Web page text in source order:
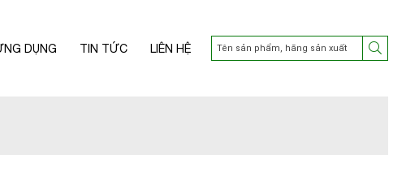
DỤNG TIN TỨC LIÊN HỆ